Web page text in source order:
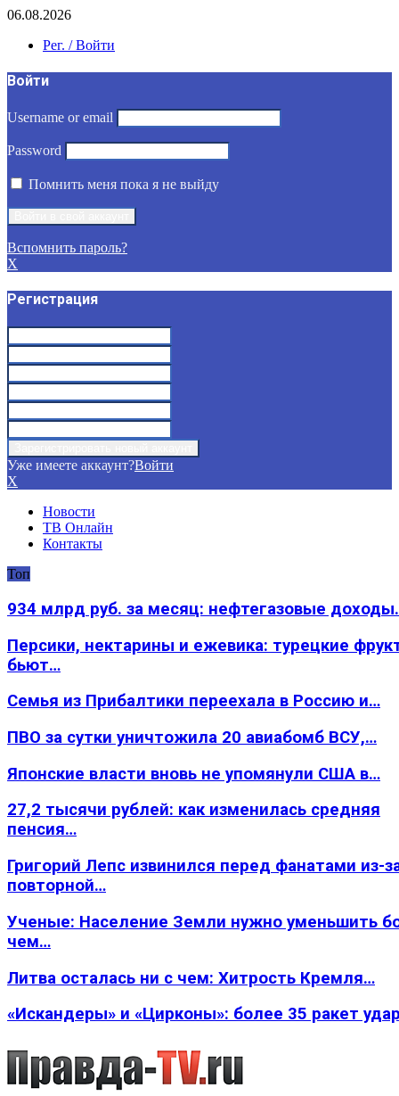
06.08.2026
Рег. / Войти
Войти
Username or email
Password
Помнить меня пока я не выйду
Вспомнить пароль?
X
Регистрация
Уже имеете аккаунт?Войти
X
Новости
ТВ Онлайн
Контакты
Топ
934 млрд руб. за месяц: нефтегазовые
Персики, нектарины и ежевика: турецкие
бьют…
Семья из Прибалтики переехала в Россию и…
ПВО за сутки уничтожила 20 авиабомб ВСУ,…
Японские власти вновь не упомянули США в…
27,2 тысячи рублей: как изменилась средняя
пенсия…
Григорий Лепс извинился перед фанатами из-
повторной…
Ученые: Население Земли нужно уменьшить
чем…
Литва осталась ни с чем: Хитрость Кремля…
«Искандеры» и «Цирконы»: более 35 ракет